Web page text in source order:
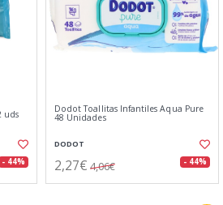
uds
- 44%
Dodot Toallitas Infantiles Aqua Pure
48 Unidades
DODOT
2,27€ 4,06€ - 44%